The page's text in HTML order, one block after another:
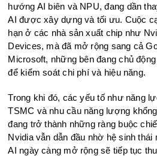
hướng AI biên và NPU, đang dần
AI được xây dựng và tối ưu. Cuộc
hạn ở các nhà sản xuất chip như
Devices, mà đã mở rộng sang cả
Microsoft, những bên đang chủ
để kiểm soát chi phí và hiệu năng.
Trong khi đó, các yếu tố như năng
TSMC và nhu cầu năng lượng
đang trở thành những ràng buộc
Nvidia vẫn dẫn đầu nhờ hệ sinh
AI ngày càng mở rộng sẽ tiếp tục